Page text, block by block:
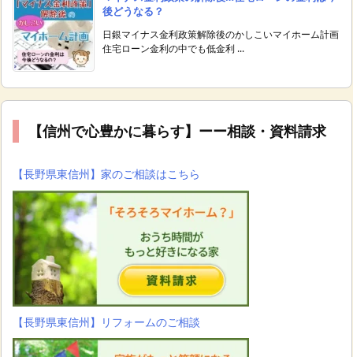
後どうなる？
日銀マイナス金利政策解除後のかしこいマイホーム計画
住宅ローン金利の中でも低金利 ...
【信州で心豊かに暮らす】ーー相談・資料請求
【長野県東信州】家のご相談はこちら
【長野県東信州】リフォームのご相談